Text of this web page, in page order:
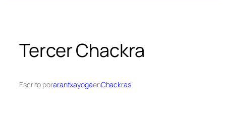
Tercer Chackra
Escrito porarantxayogaenChackras